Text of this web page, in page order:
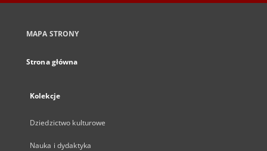
MAPA STRONY
Strona główna
Kolekcje
Dziedzictwo kulturowe
Nauka i dydaktyka